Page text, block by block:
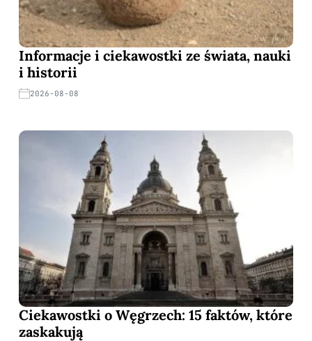
Informacje i ciekawostki ze świata, nauki
i historii
2026-08-08
Ciekawostki o Węgrzech: 15 faktów, które
zaskakują